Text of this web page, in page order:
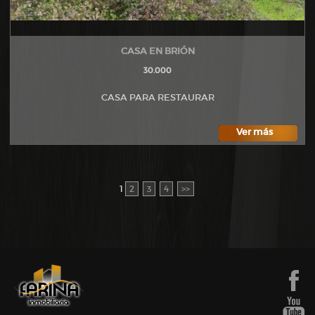
CASA EN BRIÓN
30.000
CASA PARA RESTAURAR
Ver más
1 2 3 4 >>